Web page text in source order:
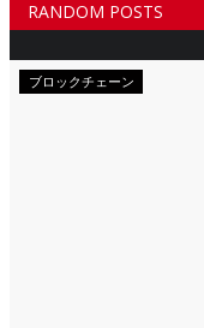
RANDOM POSTS
ブロックチェーン